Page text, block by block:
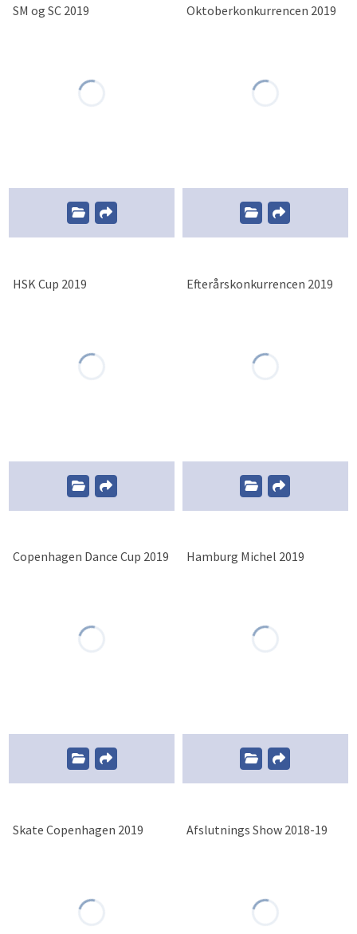
SM og SC 2019 Oktoberkonkurrencen 2019
HSK Cup 2019 Efterårskonkurrencen 2019
Copenhagen Dance Cup 2019 Hamburg Michel 2019
Skate Copenhagen 2019 Afslutnings Show 2018-19